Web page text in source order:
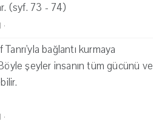
(syf. 73 - 74)
·
bağlantı kurmaya
şeyler insanın tüm gücünü ve
·